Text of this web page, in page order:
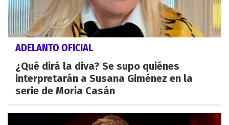
ADELANTO OFICIAL
¿Qué dirá la diva? Se supo quiénes
interpretarán a Susana Giménez en la
serie de Moria Casán